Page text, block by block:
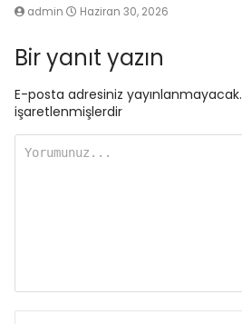
admin Haziran 30, 2026
Bir yanıt yazın
E-posta adresiniz yayınlanmayacak.
işaretlenmişlerdir